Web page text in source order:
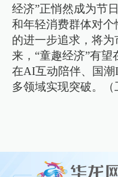
经济”正悄然成为节
和年轻消费群体对
的进一步追求，将
来，“童趣经济”有望
在AI互动陪伴、国
多领域实现突破。（